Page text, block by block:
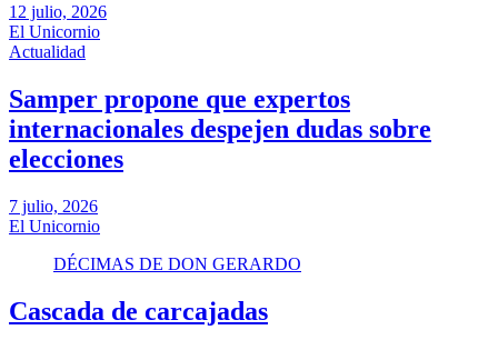
12 julio, 2026
El Unicornio
Actualidad
Samper propone que expertos
internacionales despejen dudas sobre
elecciones
7 julio, 2026
El Unicornio
DÉCIMAS DE DON GERARDO
Cascada de carcajadas